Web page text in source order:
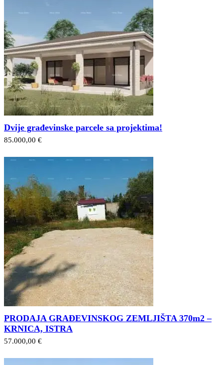
Dvije građevinske parcele sa projektima!
85.000,00 €
PRODAJA GRAĐEVINSKOG ZEMLJIŠTA 370m2 –
KRNICA, ISTRA
57.000,00 €